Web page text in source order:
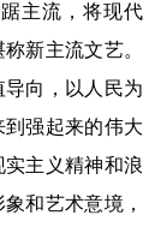
主流，将现代
新主流文艺。
向，以人民为
强起来的伟大
主义精神和浪
和艺术意境，